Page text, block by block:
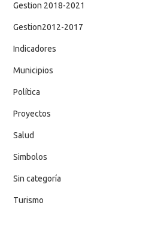
Gestion 2018-2021
Gestion2012-2017
Indicadores
Municipios
Política
Proyectos
Salud
Simbolos
Sin categoría
Turismo